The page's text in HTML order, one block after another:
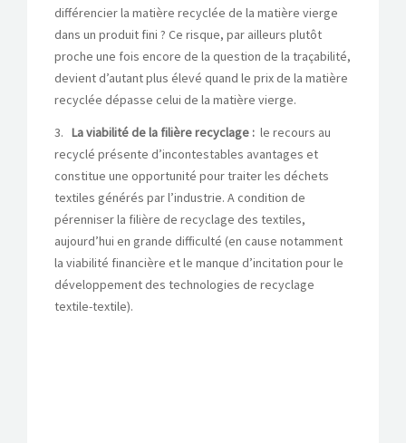
différencier la matière recyclée de la matière vierge
dans un produit fini ? Ce risque, par ailleurs plutôt
proche une fois encore de la question de la traçabilité,
devient d’autant plus élevé quand le prix de la matière
recyclée dépasse celui de la matière vierge.
3. La viabilité de la filière recyclage : le recours au
recyclé présente d’incontestables avantages et
constitue une opportunité pour traiter les déchets
textiles générés par l’industrie. A condition de
pérenniser la filière de recyclage des textiles,
aujourd’hui en grande difficulté (en cause notamment
la viabilité financière et le manque d’incitation pour le
développement des technologies de recyclage
textile-textile).